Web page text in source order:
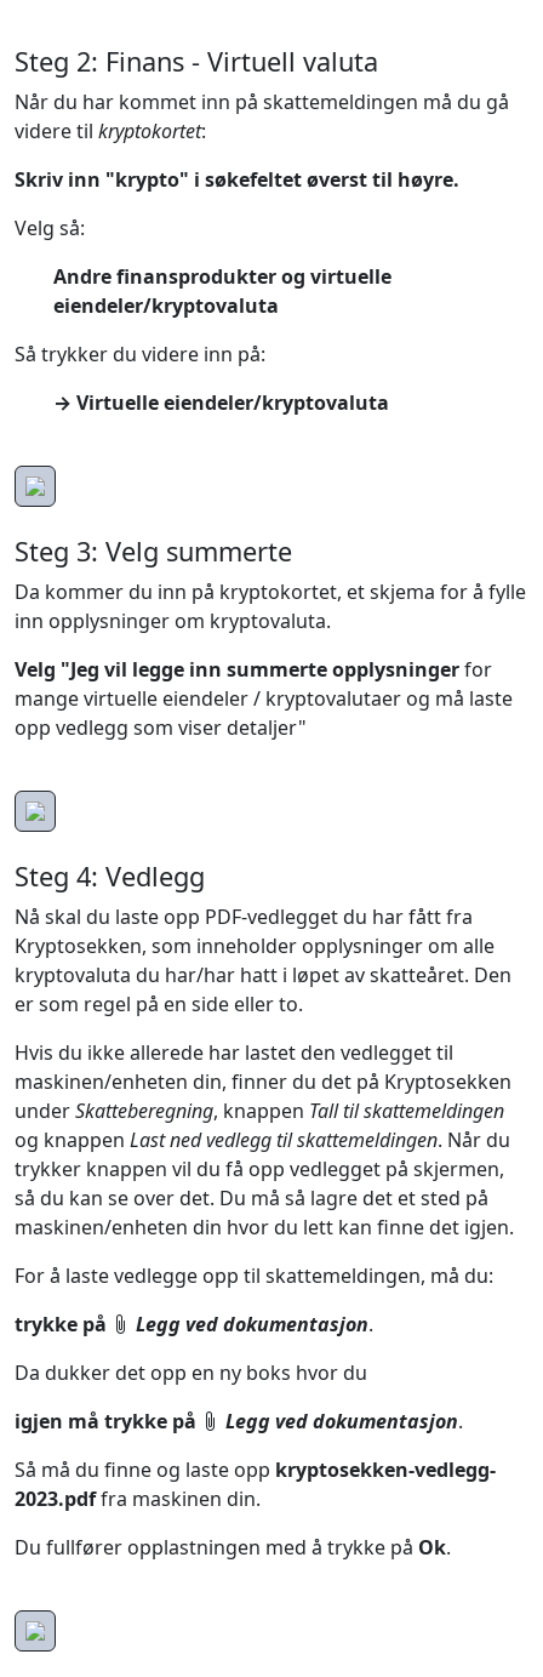
Steg 2: Finans - Virtuell valuta
Når du har kommet inn på skattemeldingen må du gå
videre til kryptokortet:
Skriv inn "krypto" i søkefeltet øverst til høyre.
Velg så:
Andre finansprodukter og virtuelle
eiendeler/kryptovaluta
Så trykker du videre inn på:
→ Virtuelle eiendeler/kryptovaluta
Steg 3: Velg summerte
Da kommer du inn på kryptokortet, et skjema for å fylle
inn opplysninger om kryptovaluta.
Velg "Jeg vil legge inn summerte opplysningerfor
mange virtuelle eiendeler / kryptovalutaer og må laste
opp vedlegg som viser detaljer"
Steg 4: Vedlegg
Nå skal du laste opp PDF-vedlegget du har fått fra
Kryptosekken, som inneholder opplysninger om alle
kryptovaluta du har/har hatt i løpet av skatteåret. Den
er som regel på en side eller to.
Hvis du ikke allerede har lastet den vedlegget til
maskinen/enheten din, finner du det på Kryptosekken
underSkatteberegning, knappen Tall til skattemeldingen
og knappen Last ned vedlegg til skattemeldingen. Når du
trykker knappen vil du få opp vedlegget på skjermen,
så du kan se over det. Du må så lagre det et sted på
maskinen/enheten din hvor du lett kan finne det igjen.
For å laste vedlegge opp til skattemeldingen, må du:
trykke på
Legg ved dokumentasjon.
Da dukker det opp en ny boks hvor du
igjen må trykke på
Legg ved dokumentasjon.
Så må du finne og laste opp kryptosekken-vedlegg-
2023.pdffra maskinen din.
Du fullfører opplastningen med å trykke på Ok.